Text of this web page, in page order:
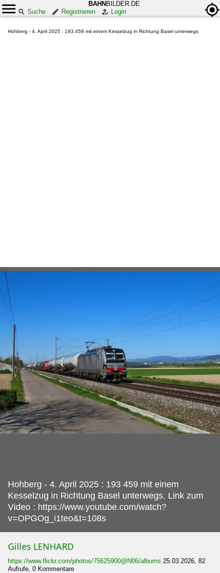
BAHN BILDER.DE
Suche
Registrieren Login
Hohberg - 4. April 2025 : 193 459 mit einem Kesselzug in Richtung Basel unterwegs
Hohberg - 4. April 2025 : 193 459 mit einem
Kesselzug in Richtung Basel unterwegs. Link zum
Video : https://www.youtube.com/watch?
v=OPGOg_i1teo&t=108s
Gilles LENHARD
https://www.flickr.com/photos/75625900@N06/albums 25.03.2026, 82
Aufrufe, 0 Kommentare